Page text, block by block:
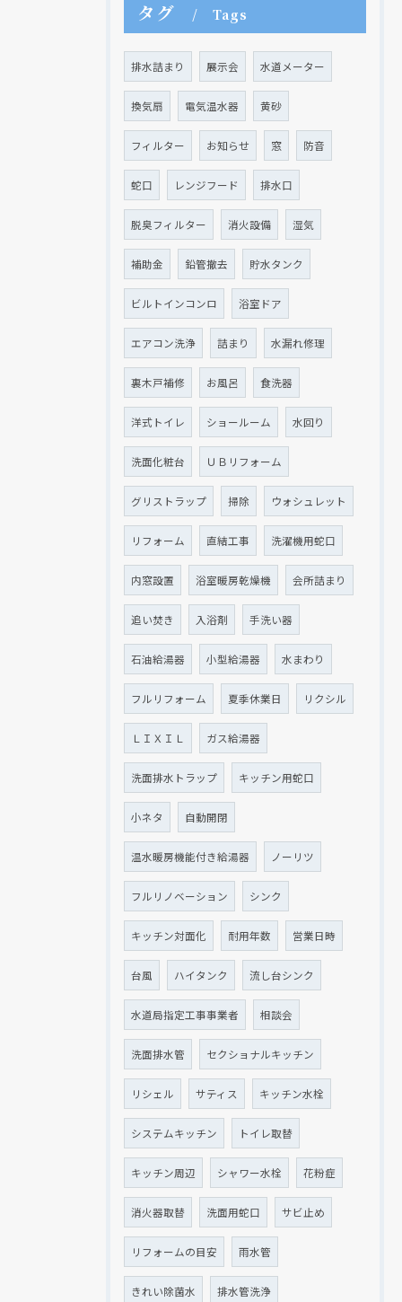
タグ Tags
排水詰まり 展示会 水道メーター
換気扇 電気温水器 黄砂
フィルター お知らせ 窓 防音
蛇口 レンジフード 排水口
脱臭フィルター 消火設備 湿気
補助金 鉛管撤去 貯水タンク
ビルトインコンロ 浴室ドア
エアコン洗浄 詰まり 水漏れ修理
裏木戸補修 お風呂 食洗器
洋式トイレ ショールーム 水回り
洗面化粧台 ＵＢリフォーム
グリストラップ 掃除 ウォシュレット
リフォーム 直結工事 洗濯機用蛇口
内窓設置 浴室暖房乾燥機 会所詰まり
追い焚き 入浴剤 手洗い器
石油給湯器 小型給湯器 水まわり
フルリフォーム 夏季休業日 リクシル
ＬＩＸＩＬ ガス給湯器
洗面排水トラップ キッチン用蛇口
小ネタ 自動開閉
温水暖房機能付き給湯器 ノーリツ
フルリノベーション シンク
キッチン対面化 耐用年数 営業日時
台風 ハイタンク 流し台シンク
水道局指定工事事業者 相談会
洗面排水管 セクショナルキッチン
リシェル サティス キッチン水栓
システムキッチン トイレ取替
キッチン周辺 シャワー水栓 花粉症
消火器取替 洗面用蛇口 サビ止め
リフォームの目安 雨水管
きれい除菌水 排水管洗浄
現在、新聞に入っている折込チラシです。
クリックでチラシのページにジャンプします
現在、新聞に入っている折込チラシです。
クリックでチラシのページにジャンプします